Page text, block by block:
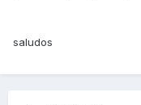
saludos